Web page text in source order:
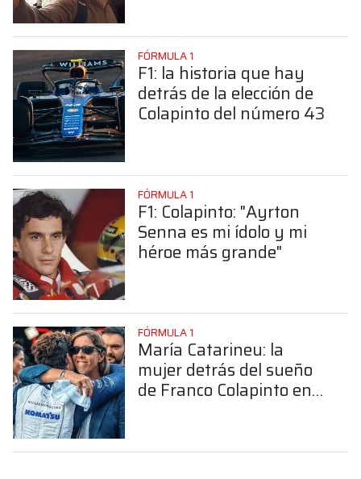
FÓRMULA 1
F1: la historia que hay
detrás de la elección de
Colapinto del número 43
FÓRMULA 1
F1: Colapinto: "Ayrton
Senna es mi ídolo y mi
héroe más grande"
FÓRMULA 1
María Catarineu: la
mujer detrás del sueño
de Franco Colapinto en